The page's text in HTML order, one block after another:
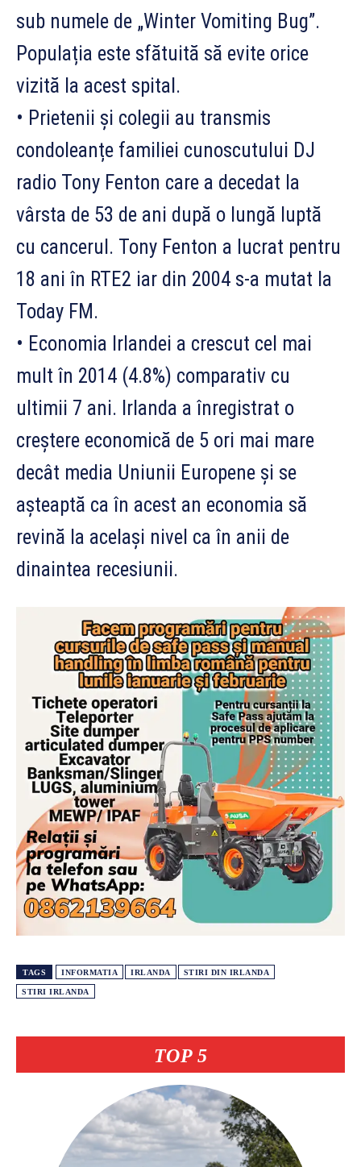
TOP 5
sub numele de „Winter Vomiting Bug”.
Populația este sfătuită să evite orice
vizită la acest spital.
• Prietenii și colegii au transmis
condoleanțe familiei cunoscutului DJ
radio Tony Fenton care a decedat la
vârsta de 53 de ani după o lungă luptă
cu cancerul. Tony Fenton a lucrat pentru
18 ani în RTE2 iar din 2004 s-a mutat la
Today FM.
• Economia Irlandei a crescut cel mai
mult în 2014 (4.8%) comparativ cu
ultimii 7 ani. Irlanda a înregistrat o
creștere economică de 5 ori mai mare
decât media Uniunii Europene și se
așteaptă ca în acest an economia să
revină la același nivel ca în anii de
dinaintea recesiunii.
TAGS INFORMATIA IRLANDA STIRI DIN IRLANDA
STIRI IRLANDA